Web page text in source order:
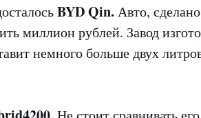
BYD Qin. Авто,
миллион рублей. Завод
немного больше двух